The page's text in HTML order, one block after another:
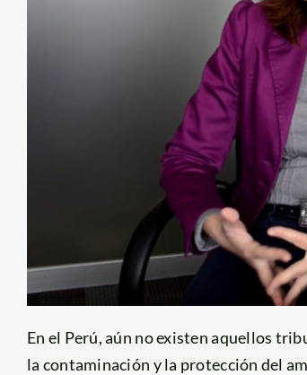
En el Perú, aún no existen aquellos
la contaminación y la protección del